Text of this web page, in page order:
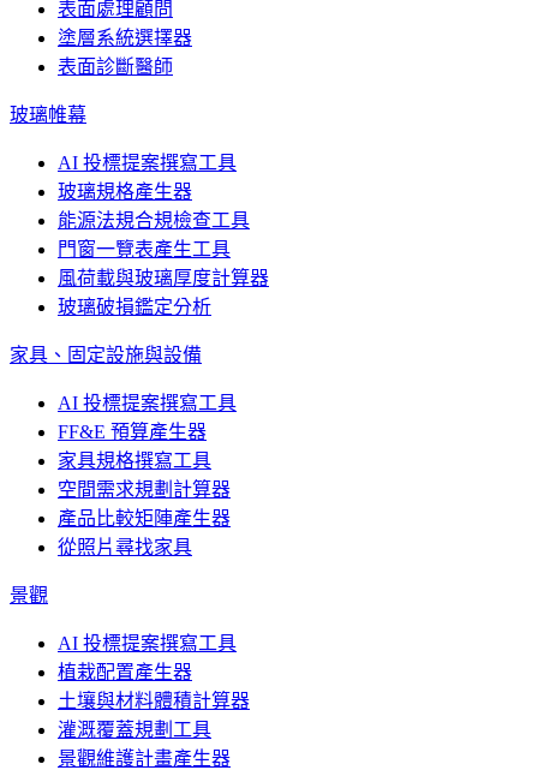
表面處理顧問
塗層系統選擇器
表面診斷醫師
玻璃帷幕
AI 投標提案撰寫工具
玻璃規格產生器
能源法規合規檢查工具
門窗一覽表產生工具
風荷載與玻璃厚度計算器
玻璃破損鑑定分析
家具、固定設施與設備
AI 投標提案撰寫工具
FF&E 預算產生器
家具規格撰寫工具
空間需求規劃計算器
產品比較矩陣產生器
從照片尋找家具
景觀
AI 投標提案撰寫工具
植栽配置產生器
土壤與材料體積計算器
灌溉覆蓋規劃工具
景觀維護計畫產生器